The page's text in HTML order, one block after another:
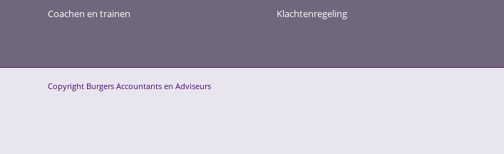
Coachen en trainen
Klachtenregeling
Copyright Burgers Accountants en Adviseurs